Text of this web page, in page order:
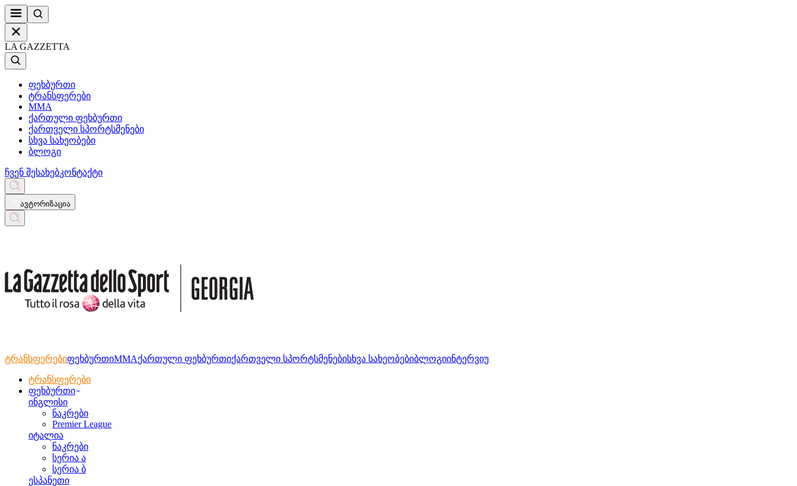
LA GAZZETTA
ფეხბურთი
ტრანსფერები
MMA
ქართული ფეხბურთი
ქართველი სპორტსმენები
სხვა სახეობები
ბლოგი
ჩვენ შესახებკონტაქტი
ავტორიზაცია
ტრანსფერებიფეხბურთიMMAქართული ფეხბურთიქართველი სპორტსმენებისხვა სახეობებიბლოგიინტერვიუ
ტრანსფერები
ფეხბურთი
ინგლისი
ნაკრები
Premier League
იტალია
ნაკრები
სერია ა
სერია ბ
ესპანეთი